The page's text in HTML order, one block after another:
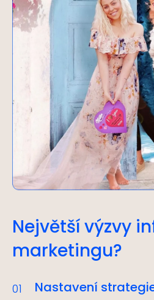
Největší výzvy
marketingu?
01 Nastavení